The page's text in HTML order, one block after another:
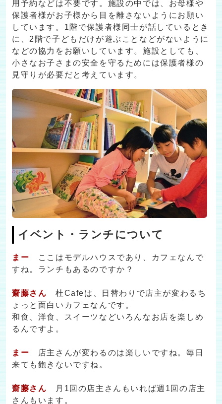
用予約などは不要です。施設の中では、お母様や
保護者様がお子様から目を離さないようにお願い
しています。1階で保護者様同士が話しているとき
に、2階で子どもだけが遊ぶことなどがないように
などの協力をお願いしています。施設としても、
小さなお子さまの安全を守るためには保護者様の
見守りが必要だと考えています。
イベント・ランチについて
まー ここはモデルハウスであり、カフェなんで
すね。ランチもあるのですか？
齋藤さん 杜Cafeは、日替わりで店主が変わるち
ょっと面白いカフェなんです。
和食、洋食、スイーツなどいろんなお店を楽しめ
るんですよ。
まー 店主さんが変わるのは楽しいですね。毎日
来ても飽きないですね。
齋藤さん 月1回の店主さんもいれば週1回の店主
さんもいます。